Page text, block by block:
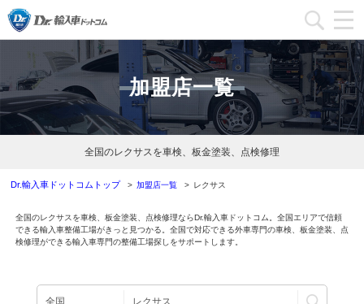
加盟店一覧
加盟店ブログ一覧
運営会社
加盟店募集
加盟店一覧
全国のレクサスを車検、板金塗装、点検修理
Dr.輸入車ドットコムトップ 加盟店一覧 レクサス
全国のレクサスを車検、板金塗装、点検修理ならDr.輸入車ドットコム。全国エリアで信頼
できる輸入車整備工場がきっと見つかる。全国で対応できる外車専門の車検、板金塗装、点
検修理ができる輸入車専門の整備工場探しをサポートします。